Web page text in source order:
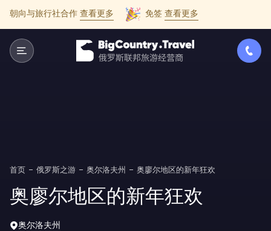
朝向与旅行社合作 查看更多 免签 查看更多
首页 俄罗斯之游 奥尔洛夫州 奥廖尔地区的新年狂欢
奥廖尔地区的新年狂欢
奥尔洛夫州